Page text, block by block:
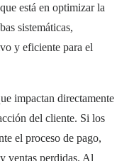
está en optimizar la
sistemáticas,
y eficiente para el
impactan directamente
del cliente. Si los
el proceso de pago,
ventas perdidas. Al